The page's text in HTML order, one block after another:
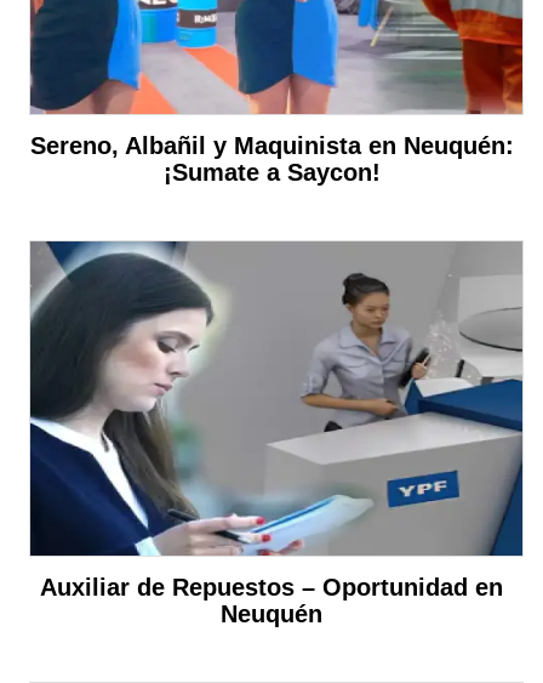
Sereno, Albañil y Maquinista en Neuquén:
¡Sumate a Saycon!
Auxiliar de Repuestos – Oportunidad en
Neuquén